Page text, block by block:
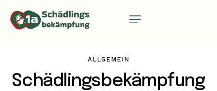
ALLGEMEIN
Schädlingsbekämpfung